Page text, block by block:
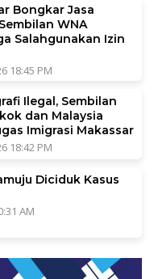
Bongkar Jasa
WNA
Salahgunakan Izin
18:45 PM
Ilegal, Sembilan
dan Malaysia
Imigrasi Makassar
18:42 PM
Diciduk Kasus
AM